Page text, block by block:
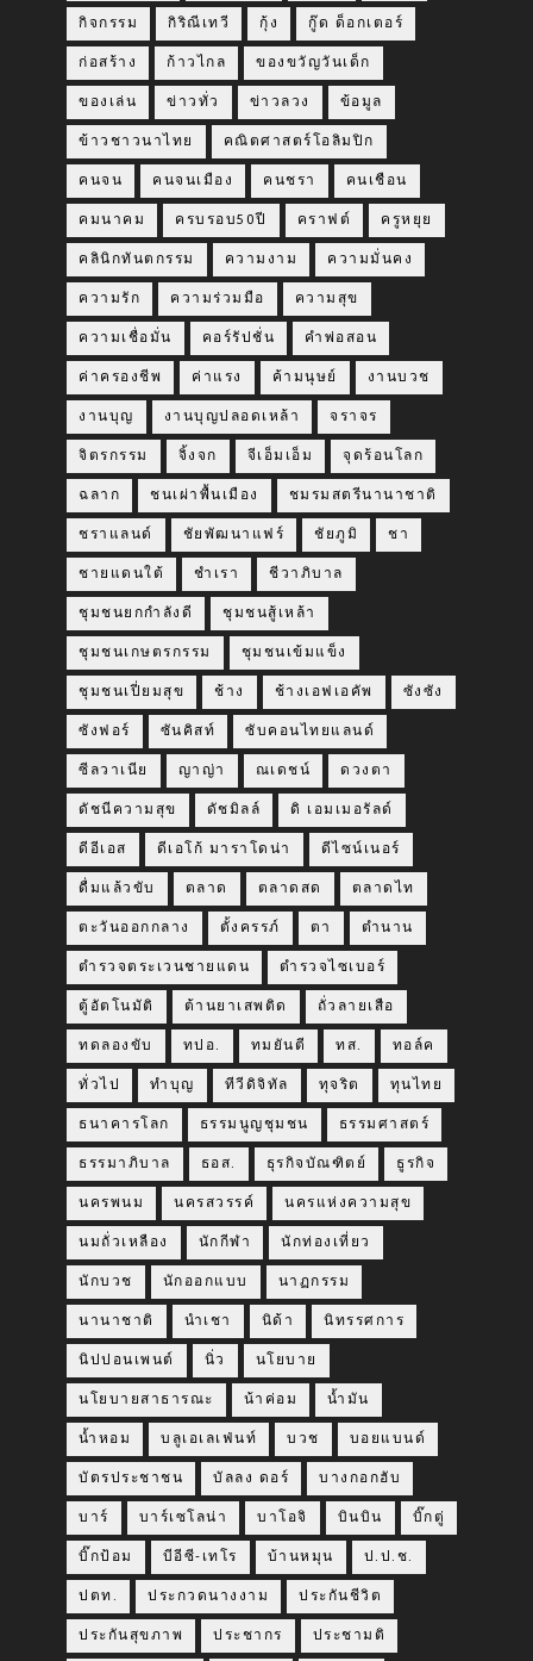
กิจกรรม กิริณีเทวี กุ้ง กู๊ด ด็อกเตอร์
ก่อสร้าง ก้าวไกล ของขวัญวันเด็ก
ของเล่น ข่าวทั่ว ข่าวลวง ข้อมูล
ข้าวชาวนาไทย คณิตศาสตร์โอลิมปิก
คนจน คนจนเมือง คนชรา คนเชือน
คมนาคม ครบรอบ50ปี คราฟต์ ครูหยุย
คลินิกทันตกรรม ความงาม ความมั่นคง
ความรัก ความร่วมมือ ความสุข
ความเชื่อมั่น คอร์รัปชั่น คำพ่อสอน
ค่าครองชีพ ค่าแรง ค้ามนุษย์ งานบวช
งานบุญ งานบุญปลอดเหล้า จราจร
จิตรกรรม จิ้งจก จีเอ็มเอ็ม จุดร้อนโลก
ฉลาก ชนเผ่าพื้นเมือง ชมรมสตรีนานาชาติ
ชราแลนด์ ชัยพัฒนาแฟร์ ชัยภูมิ ชา
ชายแดนใต้ ชำเรา ชีวาภิบาล
ชุมชนยกกำลังดี ชุมชนสู้เหล้า
ชุมชนเกษตรกรรม ชุมชนเข้มแข็ง
ชุมชนเปี่ยมสุข ช้าง ช้างเอฟเอคัพ ซังซัง
ซังฟอร์ ซันคิสท์ ซับคอนไทยแลนด์
ซีลวาเนีย ญาญ่า ณเดชน์ ดวงตา
ดัชนีความสุข ดัชมิลล์ ดิ เอมเมอรัลด์
ดีอีเอส ดีเอโก้ มาราโดน่า ดีไซน์เนอร์
ดื่มแล้วขับ ตลาด ตลาดสด ตลาดไท
ตะวันออกกลาง ตั้งครรภ์ ตา ตำนาน
ตำรวจตระเวนชายแดน ตำรวจไซเบอร์
ตู้อัตโนมัติ ต้านยาเสพติด ถั่วลายเสือ
ทดลองขับ ทปอ. ทมยันตี ทส. ทอล์ค
ทั่วไป ทำบุญ ทีวีดิจิทัล ทุจริต ทุนไทย
ธนาคารโลก ธรรมนูญชุมชน ธรรมศาสตร์
ธรรมาภิบาล ธอส. ธุรกิจบัณฑิตย์ ธูรกิจ
นครพนม นครสวรรค์ นครแห่งความสุข
นมถั่วเหลือง นักกีฬา นักท่องเที่ยว
นักบวช นักออกแบบ นาฏกรรม
นานาชาติ นำเชา นิด้า นิทรรศการ
นิปปอนเพนต์ นิ่ว นโยบาย
นโยบายสาธารณะ น้าค่อม น้ำมัน
น้ำหอม บลูเอเลเฟ่นท์ บวช บอยแบนด์
บัตรประชาชน บัลลง ดอร์ บางกอกฮับ
บาร์ บาร์เซโลน่า บาโอจิ บินบิน บิ๊กตู่
บิ๊กป้อม บีอีซี-เทโร บ้านหมุน ป.ป.ช.
ปตท. ประกวดนางงาม ประกันชีวิต
ประกันสุขภาพ ประชากร ประชามติ